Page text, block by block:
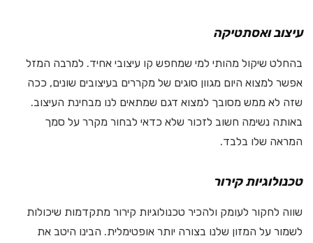
עיצוב ואסתטיקה
בהחלט שיקול מהותי למי שמחפש קו עיצובי אחיד. למרבה המזל
אפשר למצוא היום מגוון סוגים של מקררים בעיצובים שונים, ככה
שזה לא ממש מסובך למצוא דגם שמתאים לנו מבחינת העיצוב.
באותה נשימה חשוב לזכור שלא כדאי לבחור מקרר על סמך
המראה שלו בלבד.
טכנולוגיות קירור
שווה לחקור לעומק ולהכיר טכנולוגיות קירור מתקדמות שיכולות
לשמור על המזון שלנו בצורה יותר אופטימלית. הבינו היטב את